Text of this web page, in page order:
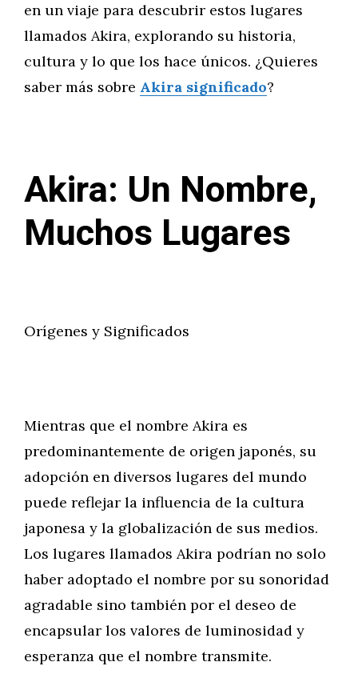
en un viaje para descubrir estos lugares
llamados Akira, explorando su historia,
cultura y lo que los hace únicos. ¿Quieres
saber más sobre Akira significado?
Akira: Un Nombre,
Muchos Lugares
Orígenes y Significados
Mientras que el nombre Akira es
predominantemente de origen japonés, su
adopción en diversos lugares del mundo
puede reflejar la influencia de la cultura
japonesa y la globalización de sus medios.
Los lugares llamados Akira podrían no solo
haber adoptado el nombre por su sonoridad
agradable sino también por el deseo de
encapsular los valores de luminosidad y
esperanza que el nombre transmite.